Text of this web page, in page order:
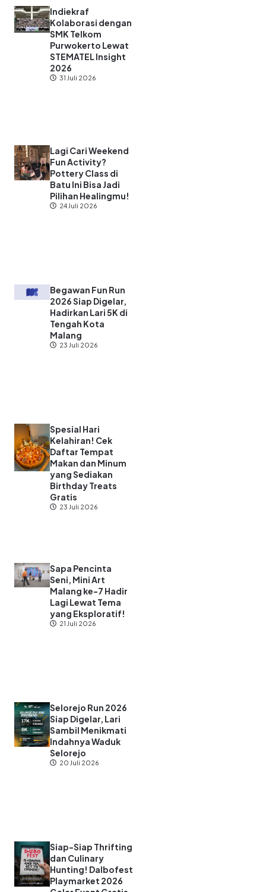
Indiekraf
Kolaborasi dengan
SMK Telkom
Purwokerto Lewat
STEMATEL Insight
2026
31 Juli 2026
Lagi Cari Weekend
Fun Activity?
Pottery Class di
Batu Ini Bisa Jadi
Pilihan Healingmu!
24 Juli 2026
Begawan Fun Run
2026 Siap Digelar,
Hadirkan Lari 5K di
Tengah Kota
Malang
23 Juli 2026
Spesial Hari
Kelahiran! Cek
Daftar Tempat
Makan dan Minum
yang Sediakan
Birthday Treats
Gratis
23 Juli 2026
Sapa Pencinta
Seni, Mini Art
Malang ke-7 Hadir
Lagi Lewat Tema
yang Eksploratif!
21 Juli 2026
Selorejo Run 2026
Siap Digelar, Lari
Sambil Menikmati
Indahnya Waduk
Selorejo
20 Juli 2026
Siap-Siap Thrifting
dan Culinary
Hunting! Dalbofest
Playmarket 2026